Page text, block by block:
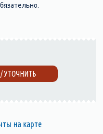
УТОЧНИТЬ
на карте